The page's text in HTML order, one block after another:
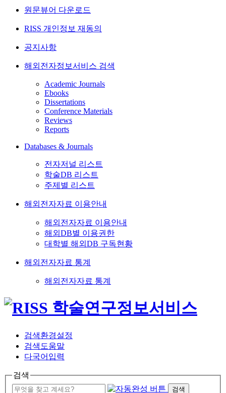
원문뷰어 다운로드
RISS 개인정보 재동의
공지사항
해외전자정보서비스 검색
Academic Journals
Ebooks
Dissertations
Conference Materials
Reviews
Reports
Databases & Journals
전자저널 리스트
학술DB 리스트
주제별 리스트
해외전자자료 이용안내
해외전자자료 이용안내
해외DB별 이용권한
대학별 해외DB 구독현황
해외전자자료 통계
해외전자자료 통계
검색환경설정
검색도움말
다국어입력
검색
검색